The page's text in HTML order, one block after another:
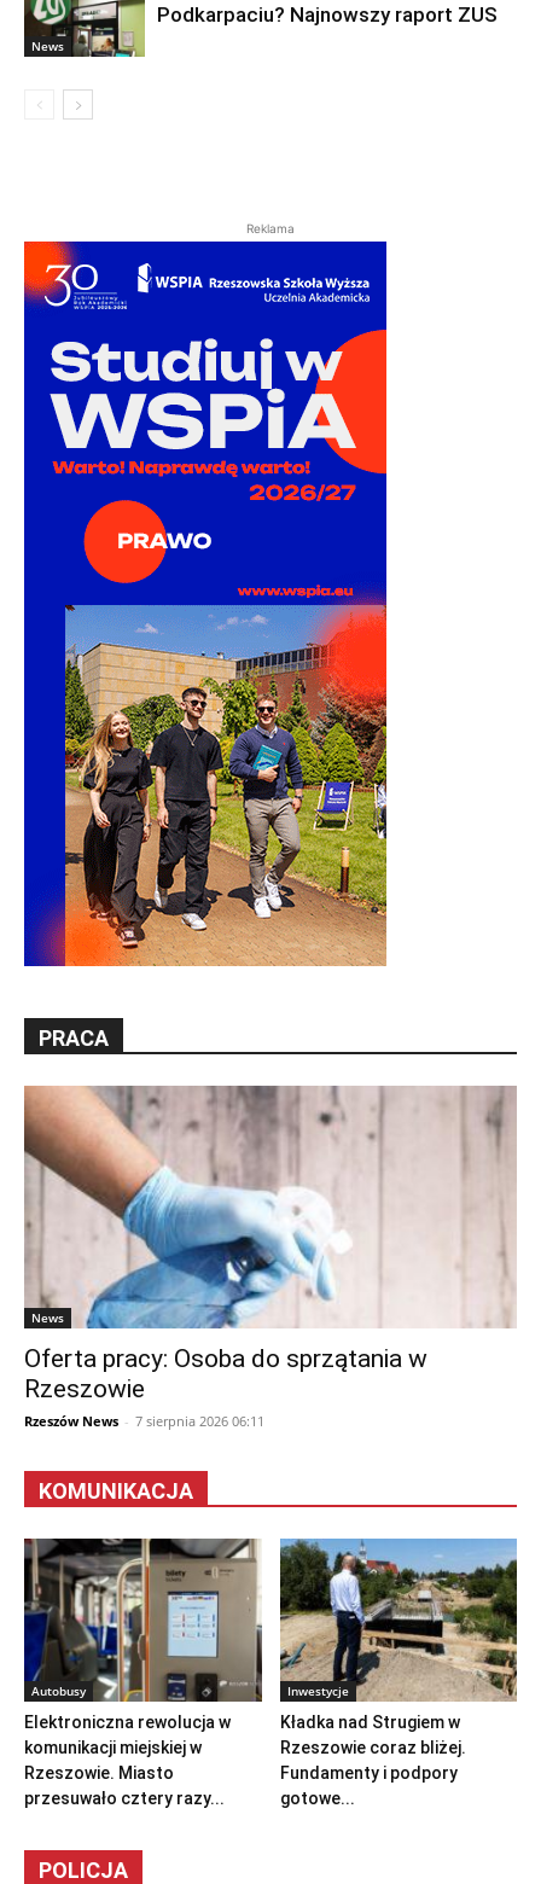
News
Podkarpaciu? Najnowszy raport ZUS
Reklama
PRACA
News
Oferta pracy: Osoba do sprzątania w
Rzeszowie
Rzeszów News - 7 sierpnia 2026 06:11
KOMUNIKACJA
Autobusy
Elektroniczna rewolucja w
komunikacji miejskiej w
Rzeszowie. Miasto
przesuwało cztery razy...
Inwestycje
Kładka nad Strugiem w
Rzeszowie coraz bliżej.
Fundamenty i podpory
gotowe...
POLICJA